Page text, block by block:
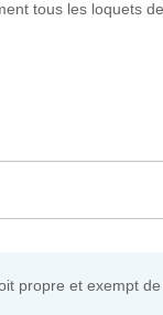
tous les loquets
propre et exempt